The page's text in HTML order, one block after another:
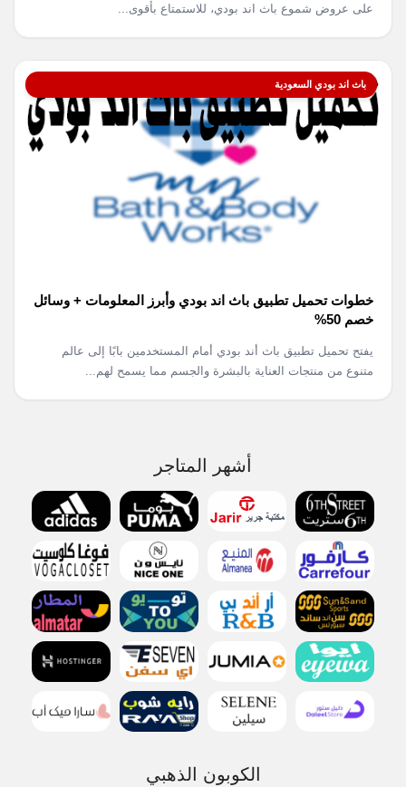
على عروض شموع باث اند بودي، للاستمتاع بأقوى...
باث اند بودي السعودية
خطوات تحميل تطبيق باث اند بودي وأبرز المعلومات + وسائل
خصم 50%
يفتح تحميل تطبيق باث أند بودي أمام المستخدمين بابًا إلى عالم
متنوع من منتجات العناية بالبشرة والجسم مما يسمح لهم...
أشهر المتاجر
الكوبون الذهبي